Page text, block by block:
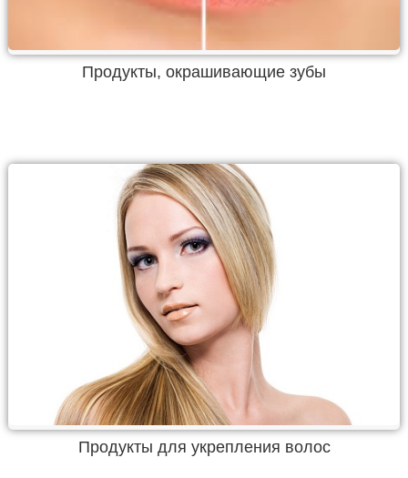
Продукты, окрашивающие зубы
Продукты для укрепления волос